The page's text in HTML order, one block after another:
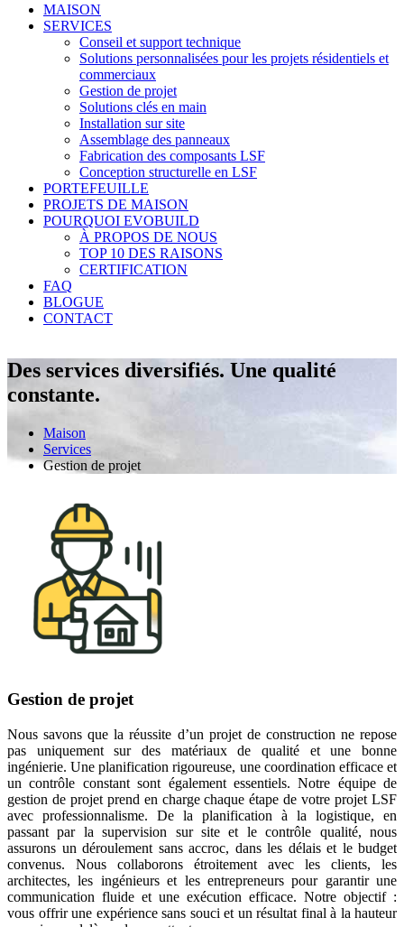
MAISON
SERVICES
Conseil et support technique
Solutions personnalisées pour les projets résidentiels et
commerciaux
Gestion de projet
Solutions clés en main
Installation sur site
Assemblage des panneaux
Fabrication des composants LSF
Conception structurelle en LSF
PORTEFEUILLE
PROJETS DE MAISON
POURQUOI EVOBUILD
À PROPOS DE NOUS
TOP 10 DES RAISONS
CERTIFICATION
FAQ
BLOGUE
CONTACT
Des services diversifiés. Une qualité
constante.
Maison
Services
Gestion de projet
Gestion de projet
Nous savons que la réussite d’un projet de construction ne repose
pas uniquement sur des matériaux de qualité et une bonne
ingénierie. Une planification rigoureuse, une coordination efficace et
un contrôle constant sont également essentiels. Notre équipe de
gestion de projet prend en charge chaque étape de votre projet LSF
avec professionnalisme. De la planification à la logistique, en
passant par la supervision sur site et le contrôle qualité, nous
assurons un déroulement sans accroc, dans les délais et le budget
convenus. Nous collaborons étroitement avec les clients, les
architectes, les ingénieurs et les entrepreneurs pour garantir une
communication fluide et une exécution efficace. Notre objectif :
vous offrir une expérience sans souci et un résultat final à la hauteur